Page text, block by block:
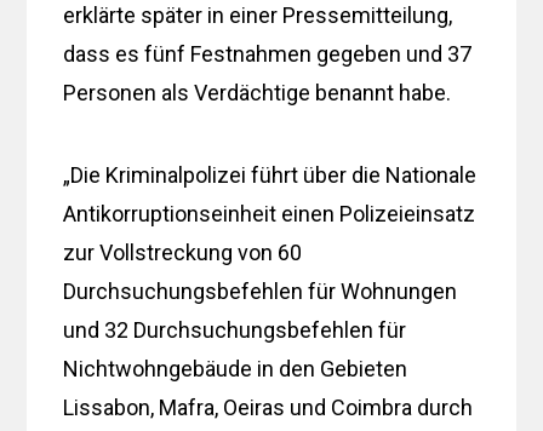
erklärte später in einer Pressemitteilung,
dass es fünf Festnahmen gegeben und 37
Personen als Verdächtige benannt habe.
„Die Kriminalpolizei führt über die Nationale
Antikorruptionseinheit einen Polizeieinsatz
zur Vollstreckung von 60
Durchsuchungsbefehlen für Wohnungen
und 32 Durchsuchungsbefehlen für
Nichtwohngebäude in den Gebieten
Lissabon, Mafra, Oeiras und Coimbra durch